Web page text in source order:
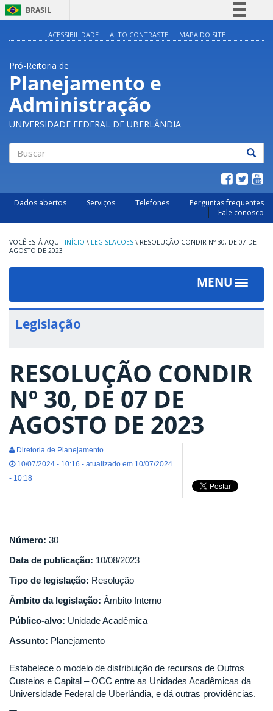
BRASIL
Acesso à informação
ACESSIBILIDADE ALTO CONTRASTE MAPA DO SITE
Pró-Reitoria de
Planejamento e
Administração
UNIVERSIDADE FEDERAL DE UBERLÂNDIA
Dados abertos Serviços Telefones
Perguntas frequentes
Fale conosco
INÍCIO \ LEGISLACOES \ RESOLUÇÃO CONDIR Nº 30, DE 07 DE
AGOSTO DE 2023
MENU
Toggle
Legislação
RESOLUÇÃO CONDIR
Nº 30, DE 07 DE
AGOSTO DE 2023
Diretoria de Planejamento
10/07/2024 - 10:16 - atualizado em 10/07/2024
- 10:18
Número: 30
Data de publicação: 10/08/2023
Tipo de legislação: Resolução
Âmbito da legislação: Âmbito Interno
Público-alvo: Unidade Acadêmica
Assunto: Planejamento
Estabelece o modelo de distribuição de recursos de Outros
Custeios e Capital – OCC entre as Unidades Acadêmicas da
Universidade Federal de Uberlândia, e dá outras providências.